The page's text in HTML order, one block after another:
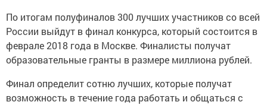
По итогам полуфиналов 300 лучших участников со всей
России выйдут в финал конкурса, который состоится в
феврале 2018 года в Москве. Финалисты получат
образовательные гранты в размере миллиона рублей.
Финал определит сотню лучших, которые получат
возможность в течение года работать и общаться с